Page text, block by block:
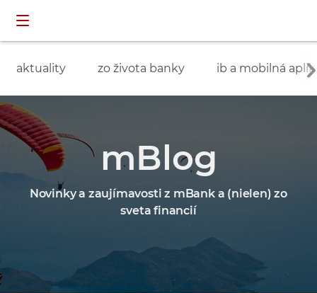
aktuality zo života banky ib a mobilná
mBlog
Novinky a zaujímavosti z mBank a (nielen) zo
sveta financií